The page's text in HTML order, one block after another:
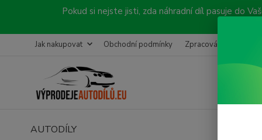
Pokud si nejste jisti, zda náhradní díl pasuje do
Jak nakupovat Obchodní podmínky Zpracování objednávky
AUTODÍLY